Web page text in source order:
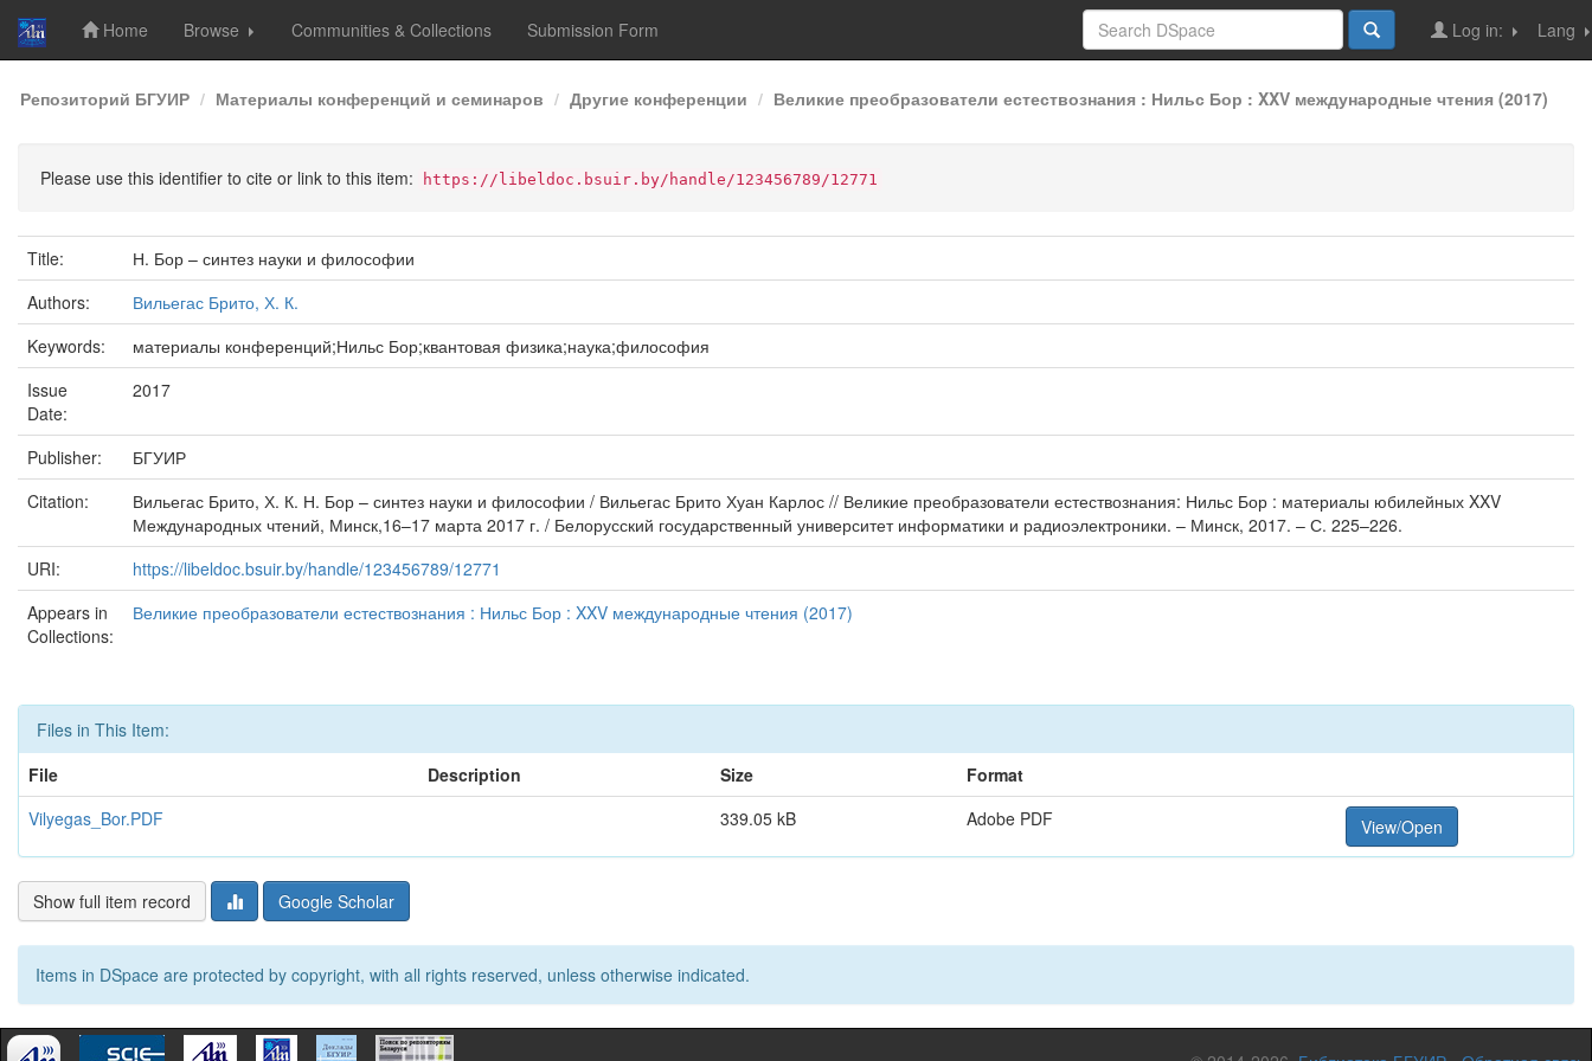
Skip
navigation
Home Browse Communities & Collections Submission Form Lang
Log in:
Репозиторий БГУИР Материалы конференций и семинаров Другие конференции Великие преобразователи естествознания : Нильс Бор : XXV международные чтения (2017)
Please use this identifier to cite or link to this item: https://libeldoc.bsuir.by/handle/123456789/12771
Title:
Н. Бор – синтез науки и философии
Authors:
Вильегас Брито, Х. К.
Keywords:
материалы конференций;Нильс Бор;квантовая физика;наука;философия
Issue
Date:
2017
Publisher:
БГУИР
Citation:
Вильегас Брито, Х. К. Н. Бор – синтез науки и философии / Вильегас Брито Хуан Карлос // Великие преобразователи естествознания: Нильс Бор : материалы юбилейных XXV
Международных чтений, Минск,16–17 марта 2017 г. / Белорусский государственный университет информатики и радиоэлектроники. – Минск, 2017. – С. 225–226.
URI:
https://libeldoc.bsuir.by/handle/123456789/12771
Appears in
Collections:
Великие преобразователи естествознания : Нильс Бор : XXV международные чтения (2017)
Files in This Item:
File
Description Size
Format
Vilyegas_Bor.PDF
339.05 kB Adobe PDF View/Open
Show full item record Google Scholar
Items in DSpace are protected by copyright, with all rights reserved, unless otherwise indicated.